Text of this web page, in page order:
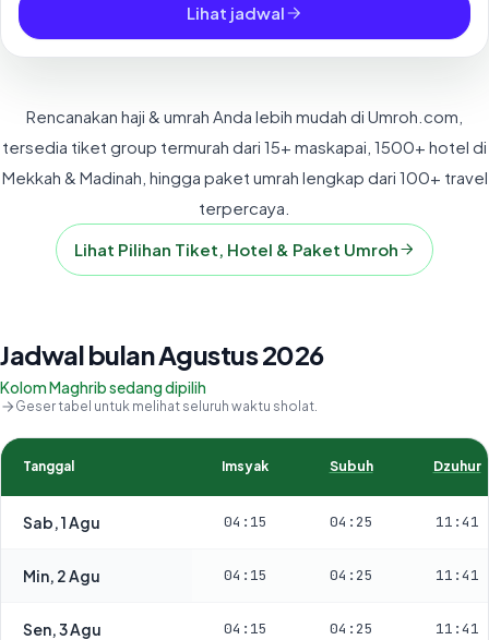
Lihat jadwal
Rencanakan haji & umrah Anda lebih mudah di Umroh.com,
tersedia tiket group termurah dari 15+ maskapai, 1500+ hotel di
Mekkah & Madinah, hingga paket umrah lengkap dari 100+ travel
terpercaya.
Lihat Pilihan Tiket, Hotel & Paket Umroh
Jadwal bulan Agustus 2026
Kolom Maghrib sedang dipilih
Geser tabel untuk melihat seluruh waktu sholat.
Tanggal Imsyak Subuh Dzuhur
Sab, 1 Agu 04:15 04:25 11:41
Min, 2 Agu 04:15 04:25 11:41
Sen, 3 Agu 04:15 04:25 11:41